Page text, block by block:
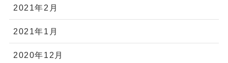
2021年2月
2021年1月
2020年12月